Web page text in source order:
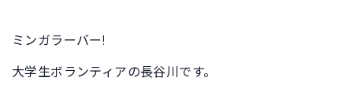
ミンガラーバー!
大学生ボランティアの長谷川です。